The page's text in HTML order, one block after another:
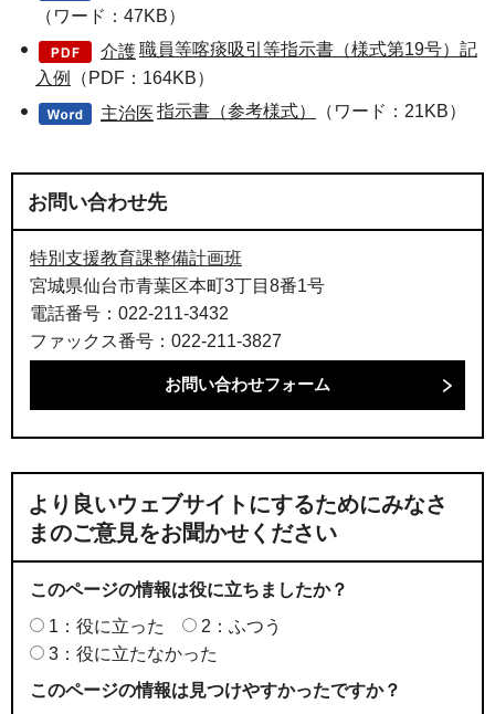
（ワード：47KB）
介護職員等喀痰吸引等指示書（様式第19号）記
入例
（PDF：164KB）
主治医 指示書（参考様式） （ワード：21KB）
お問い合わせ先
特別支援教育課整備計画班
宮城県仙台市青葉区本町3丁目8番1号
電話番号：022-211-3432
ファックス番号：022-211-3827
より良いウェブサイトにするためにみなさ
まのご意見をお聞かせください
このページの情報は役に立ちましたか？
1：役に立った
2：ふつう
3：役に立たなかった
このページの情報は見つけやすかったですか？